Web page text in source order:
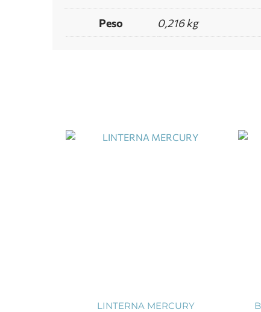
Peso 0,216 kg
LINTERNA MERCURY